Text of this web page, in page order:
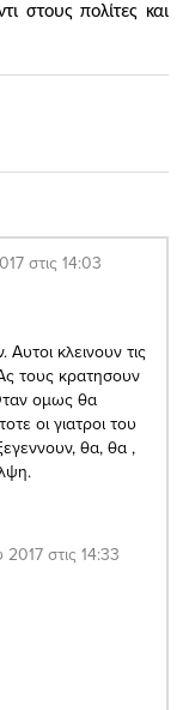
στους πολίτες και
στις 14:03
κλεινουν τις
τους κρατησουν
ομως θα
οι γιατροι του
θα, θα ,
στις 14:33